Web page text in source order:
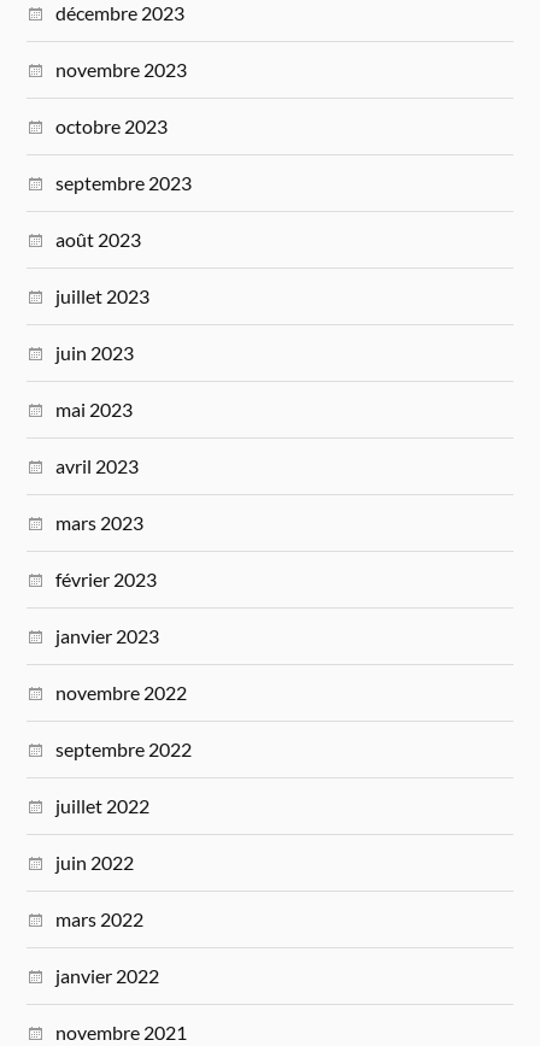
décembre 2023
novembre 2023
octobre 2023
septembre 2023
août 2023
juillet 2023
juin 2023
mai 2023
avril 2023
mars 2023
février 2023
janvier 2023
novembre 2022
septembre 2022
juillet 2022
juin 2022
mars 2022
janvier 2022
novembre 2021